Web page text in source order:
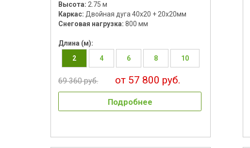
Высота:2.75 м
Каркас:Двойная дуга 40х20 + 20х20мм
Снеговая нагрузка:800 мм
Длина (м):
2
4 6 8 10
69 360 руб. от 57 800 руб.
Подробнее